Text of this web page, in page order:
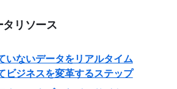
リソース
いないデータをリアルタイム
ビジネスを変革するステップ